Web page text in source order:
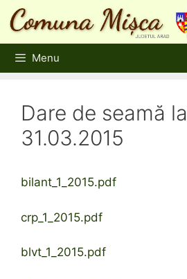
Sari
conținut
Menu
Dare de seamă la
31.03.2015
bilant_1_2015.pdf
crp_1_2015.pdf
blvt_1_2015.pdf